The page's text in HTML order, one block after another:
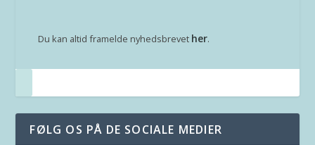
Du kan altid framelde nyhedsbrevet her.
FØLG OS PÅ DE SOCIALE MEDIER